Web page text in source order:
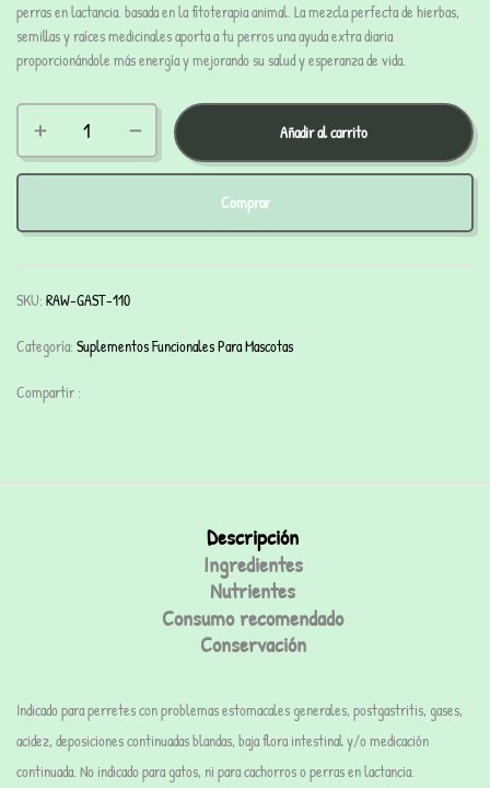
perras en lactancia. basada en la fitoterapia animal. La mezcla perfecta de hierbas,
semillas y raíces medicinales aporta a tu perros una ayuda extra diaria
proporcionándole más energía y mejorando su salud y esperanza de vida.
Añadir al carrito
Comprar
SKU: RAW-GAST-110
Categoría: Suplementos Funcionales Para Mascotas
Compartir :
Descripción
Ingredientes
Nutrientes
Consumo recomendado
Conservación
Indicado para perretes con problemas estomacales generales, postgastritis, gases,
acidez, deposiciones continuadas blandas, baja flora intestinal y/o medicación
continuada. No indicado para gatos, ni para cachorros o perras en lactancia.